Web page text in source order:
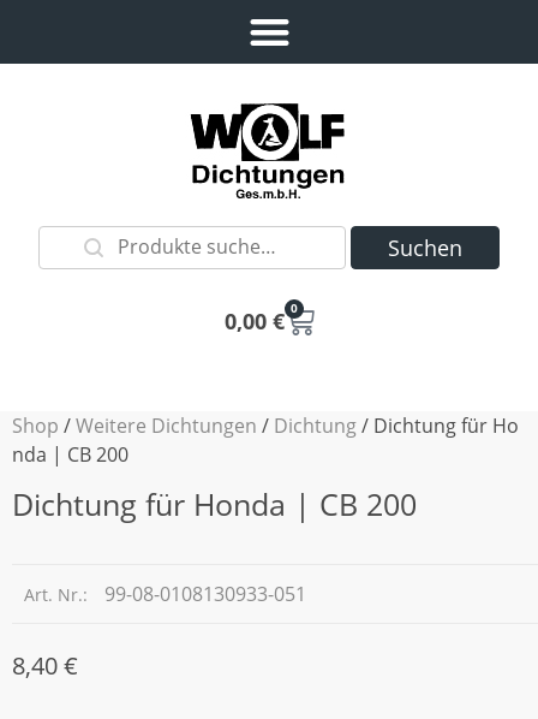
Suchen
0,00 € 0
Shop /Weitere Dichtungen / Dichtung/ Dichtung für Ho
nda | CB 200
Dichtung für Honda | CB 200
Art. Nr.: 99-08-0108130933-051
8,40€